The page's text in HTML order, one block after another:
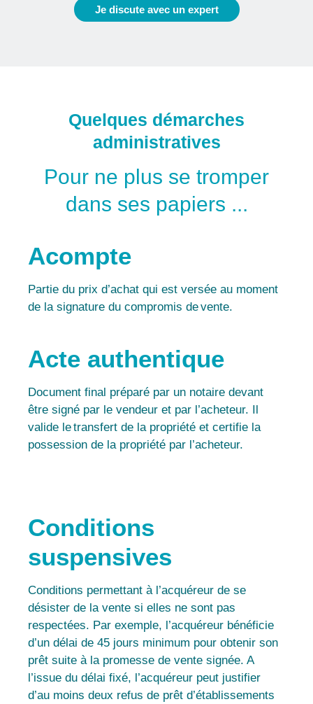
Je discute avec un expert
Quelques démarches
administratives
Pour ne plus se tromper
dans ses papiers ...
Acompte
Partie du prix d’achat qui est versée au moment
de la signature du compromis de vente.
Acte authentique
Document final préparé par un notaire devant
être signé par le vendeur et par l’acheteur. Il
valide le transfert de la propriété et certifie la
possession de la propriété par l’acheteur.
Conditions
suspensives
Conditions permettant à l’acquéreur de se
désister de la vente si elles ne sont pas
respectées. Par exemple, l’acquéreur bénéficie
d’un délai de 45 jours minimum pour obtenir son
prêt suite à la promesse de vente signée. A
l’issue du délai fixé, l’acquéreur peut justifier
d’au moins deux refus de prêt d’établissements